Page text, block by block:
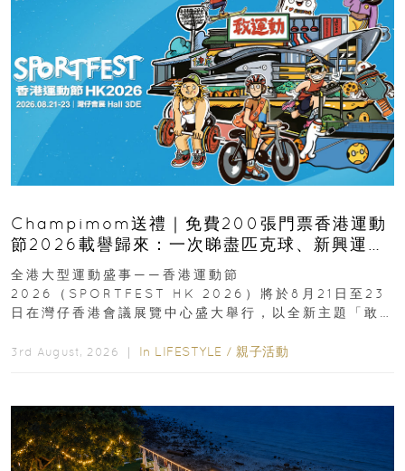
Champimom送禮｜免費200張門票香港運動
節2026載譽歸來：一次睇盡匹克球、新興運
動、街舞比賽＋逾百運動品牌展覽
全港大型運動盛事——香港運動節
2026（SPORTFEST HK 2026）將於8月21日至23
日在灣仔香港會議展覽中心盛大舉行，以全新主題「敢
3rd August, 2026 ｜ In LIFESTYLE / 親子活動